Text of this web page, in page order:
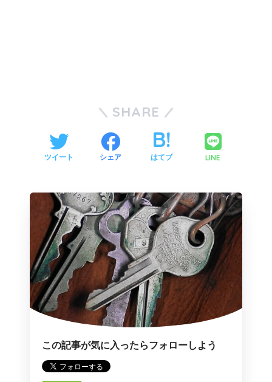
SHARE
ツイート シェア はてブ LINE
この記事が気に入ったらフォローしよう